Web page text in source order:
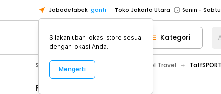
Jabodetabek ganti Toko Jakarta Utara
Toko Tangerang
Toko Cikupa
Pick n Go Jakarta Barat
Senin -
Pick n Go Bekasi
Senin - Jumat
Senin - Jumat
Kategori
Sport & Outdoor Botol Travel
Rincian Produk
Silakan ubah lokasi store sesuai
dengan lokasi Anda.
Mengerti